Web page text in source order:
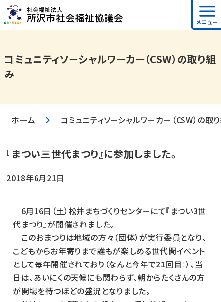
メニュー
コミュニティソーシャルワーカー（CSW）の取り組
み
ホーム コミュニティソーシャルワーカー（CSW）の取
『まつい三世代まつり』に参加しました。
2018年6月21日
6月16日（土）松井まちづくりセンターにて『まつい3世
代まつり』が開催されました。
このおまつりは地域の方々（団体）が実行委員となり、
こどもからお年寄りまで誰もが楽しめる世代間イベント
として毎年開催されており（なんと今年で21回目！）、当
日は、あいにくの天候にも関わらず、朝からたくさんの方
が開場を待つほどの盛況となりました。